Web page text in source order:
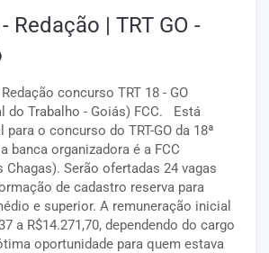
Redação | TRT GO -
concurso TRT 18 - GO
do Trabalho - Goiás) FCC. Está
o concurso do TRT-GO da 18ª
banca organizadora é a FCC
Chagas). Serão ofertadas 24 vagas
de cadastro reserva para
e superior. A remuneração inicial
a R$14.271,70, dependendo do cargo
oportunidade para quem estava